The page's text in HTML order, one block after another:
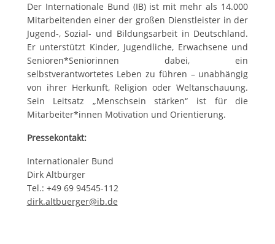
Der Internationale Bund (IB) ist mit mehr als 14.000
Mitarbeitenden einer der großen Dienstleister in der
Jugend-, Sozial- und Bildungsarbeit in Deutschland.
Er unterstützt Kinder, Jugendliche, Erwachsene und
Senioren*Seniorinnen dabei, ein
selbstverantwortetes Leben zu führen – unabhängig
von ihrer Herkunft, Religion oder Weltanschauung.
Sein Leitsatz „Menschsein stärken“ ist für die
Mitarbeiter*innen Motivation und Orientierung.
Pressekontakt:
Internationaler Bund
Dirk Altbürger
Tel.: +49 69 94545-112
dirk.altbuerger@ib.de